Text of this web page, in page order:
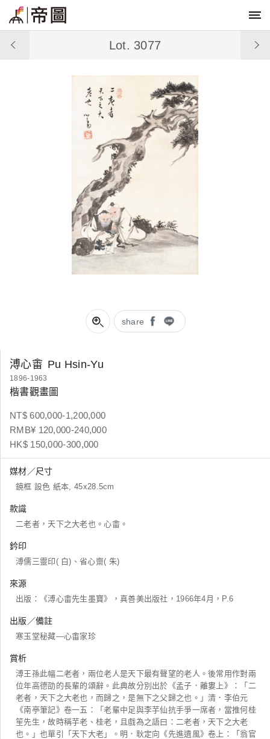
share
Lot. 3077
溥心畬 Pu Hsin-Yu
1896-1963
楷書觀畫圖
NT$ 600,000-1,200,000
RMB¥ 120,000-240,000
HK$ 150,000-300,000
媒材／尺寸
鏡框 設色 紙本, 45x28.5cm
款識
二老者，天下之大老也。心畬。
鈐印
溥儒三靈印( 白)、省心齋( 朱)
來源
出版：《溥心畬先生墨寶》，真善美出版社，1966年4月，P.6
出版／備註
寒玉堂秘藏―心畬家珍
賞析
溥王孫此幅二老者，兩位老人是天下最有聲望的老人。後常用作對兩
位年高德劭的長輩的頌辭。此典故分別出於《孟子．離婁上》：「二
老者，天下之大老也，而歸之，是無下之父歸之也。」清．李伯元
《南亭筆記》卷一五：「老輩中足與李芋仙抗手爭一席者，當推何桂
笙先生，故時稱芋老、桂老，且戲為之語曰：二老者，天下之大老
也。」也單引「天下大老」。明．耿定向《先進遺風》卷上：「翁官